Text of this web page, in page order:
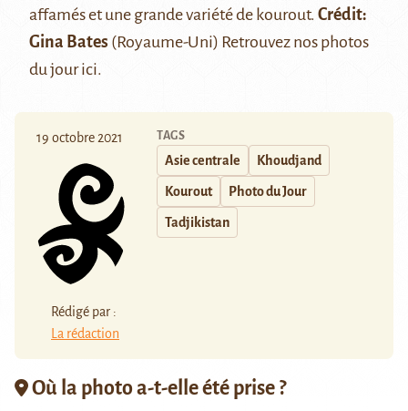
affamés et une grande variété de kourout. Crédit:
Gina Bates (Royaume-Uni) Retrouvez nos photos
du jourici.
19 octobre 2021
Rédigé par :
La rédaction
TAGS
Asie centrale Khoudjand
Kourout Photo du Jour
Tadjikistan
Où la photo a-t-elle été prise ?